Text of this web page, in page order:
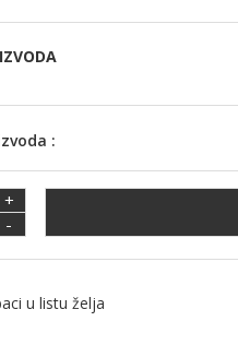
:
+
-
u listu želja